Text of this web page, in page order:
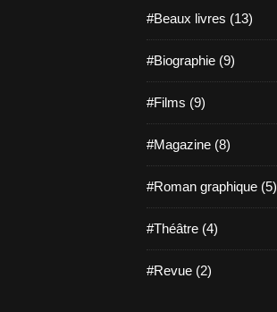
#Beaux livres (13)
#Biographie (9)
#Films (9)
#Magazine (8)
#Roman graphique (5)
#Théâtre (4)
#Revue (2)